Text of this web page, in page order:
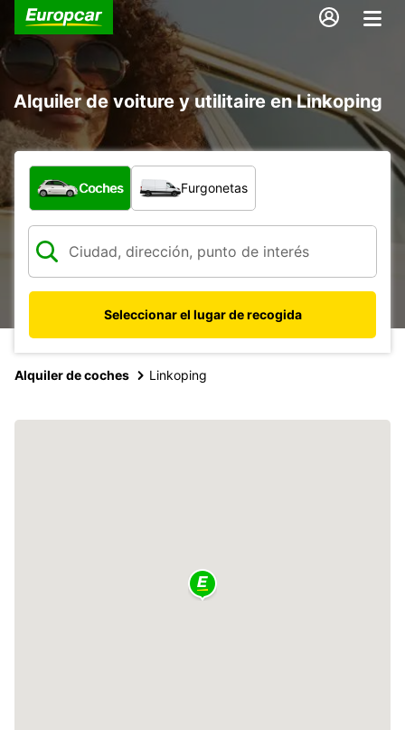
Alquiler de voiture y utilitaire en Linkoping
¿Qué tipo de vehículo?
Coches Furgonetas
Seleccionar el lugar de recogida
Alquiler de coches Linkoping